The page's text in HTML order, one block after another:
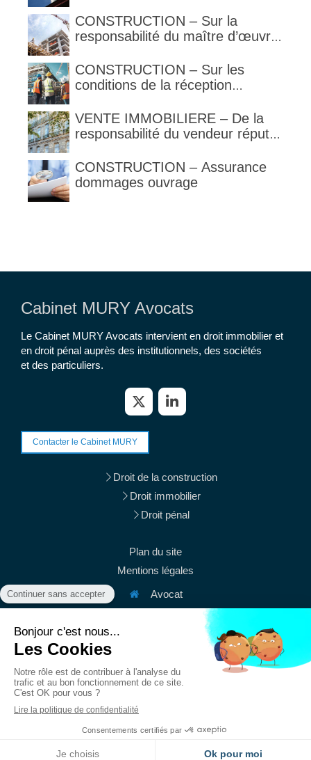
CONSTRUCTION – Sur la
responsabilité du maître d’œuvre
l’architecte supporte une
obligation de contrôle étendu
CONSTRUCTION – Sur les
conditions de la réception
VENTE IMMOBILIERE – De la
responsabilité du vendeur réputé
1792 et suivants du code civil
CONSTRUCTION – Assurance
dommages ouvrage
Cabinet MURY Avocats
Le Cabinet MURY Avocats intervient en droit immobilier et
en droit pénal auprès des institutionnels, des sociétés
et des particuliers.
Contacter le Cabinet MURY
Droit de la construction
Droit immobilier
Droit pénal
Plan du site
Mentions légales
Avocat
38 rue du Mont Thabor
Afficher le téléphone
contact@mury-avocats.fr
DuLundiauVendredi
Création et référencement du site par Simplébo